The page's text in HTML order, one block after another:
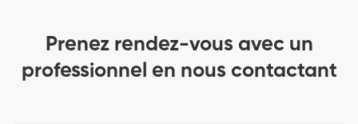
Prenez rendez-vous avec un
professionnel en nous contactant